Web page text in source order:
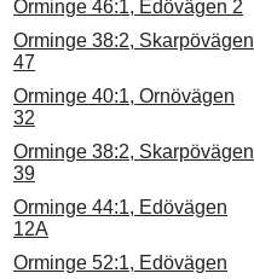
Orminge 46:1, Edövägen 2
Orminge 38:2, Skarpövägen
47
Orminge 40:1, Ornövägen
32
Orminge 38:2, Skarpövägen
39
Orminge 44:1, Edövägen
12A
Orminge 52:1, Edövägen